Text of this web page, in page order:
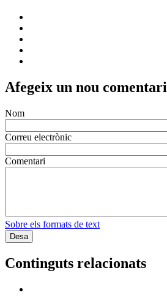
Afegeix un nou comentari
Nom
Correu electrònic
Comentari
Sobre els formats de text
Continguts relacionats